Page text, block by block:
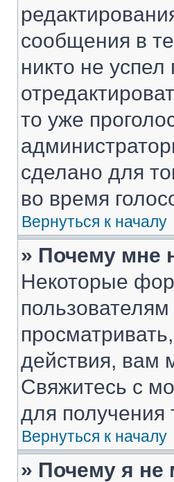
сообщения в
никто не
то уже
сделано для
во время
Вернуться к началу
» Почему мне
Некоторые
действия, вам
Свяжитесь с
для получения
Вернуться к началу
» Почему я не